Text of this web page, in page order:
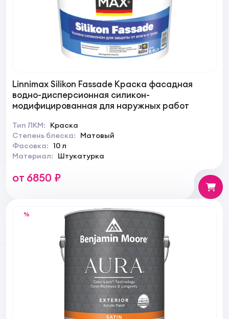
Linnimax Silikon Fassade Краска фасадная
водно-дисперсионная силикон-
модифицированная для наружных работ
Тип ЛКМ:
Краска
Степень блеска:
Матовый
Фасовка: 10 л
Материал:
Штукатурка
от 6850 ₽
%